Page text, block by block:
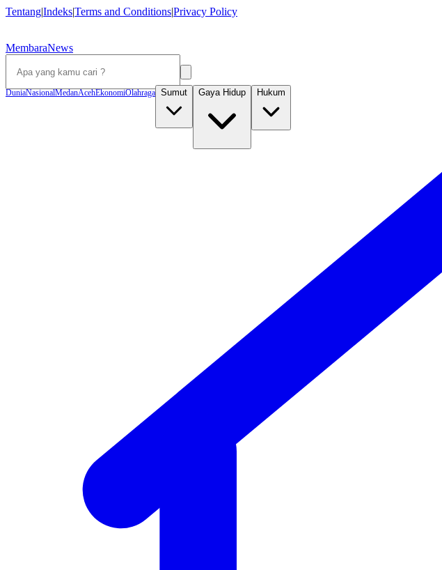
Tentang|Indeks|Terms and Conditions|Privacy Policy
MembaraNews
DuniaNasionalMedanAcehEkonomiOlahraga Sumut Gaya Hidup Hukum